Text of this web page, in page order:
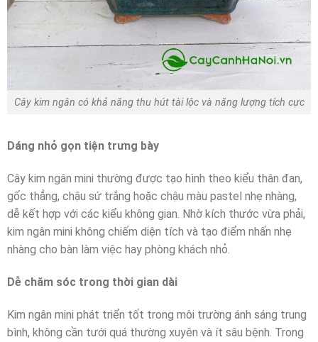
Cây kim ngân có khả năng thu hút tài lộc và năng lượng tích cực
Dáng nhỏ gọn tiện trưng bày
Cây kim ngân mini thường được tạo hình theo kiểu thân đan,
gốc thẳng, chậu sứ trắng hoặc chậu màu pastel nhẹ nhàng,
dễ kết hợp với các kiểu không gian. Nhờ kích thước vừa phải,
kim ngân mini không chiếm diện tích và tạo điểm nhấn nhẹ
nhàng cho bàn làm việc hay phòng khách nhỏ.
Dễ chăm sóc trong thời gian dài
Kim ngân mini phát triển tốt trong môi trường ánh sáng trung
bình, không cần tưới quá thường xuyên và ít sâu bệnh. Trong